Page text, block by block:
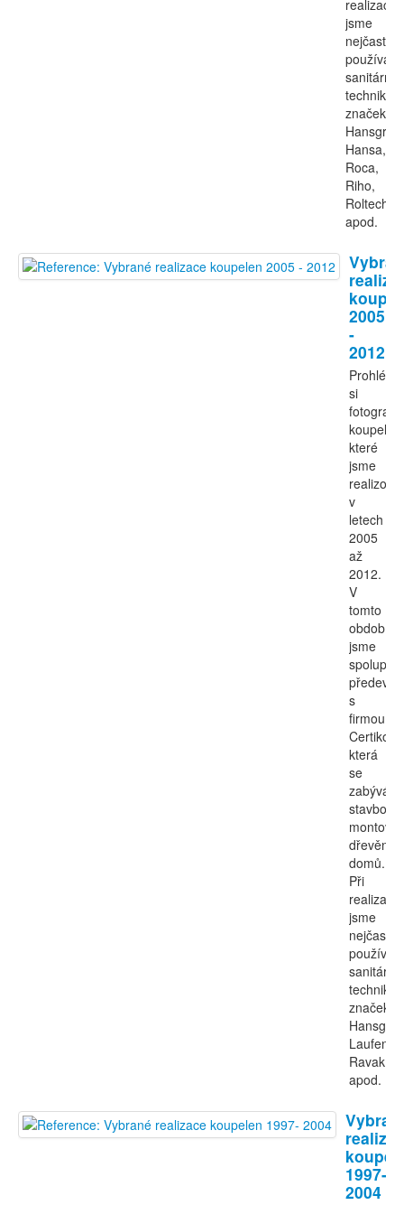
jsme
nejčastěji
používali
sanitární
techniku
značek
Hansa,
Roca,
Riho,
Roltechnik
apod.
2005
-
2012
si
fotografie
koupelen,
které
jsme
v
letech
2005
až
2012.
V
tomto
období
jsme
s
firmou
Certiko,
která
se
zabývá
stavbou
domů.
Při
jsme
nejčastěji
používali
sanitární
techniku
značek
Laufen,
Ravak
apod.
1997-
2004